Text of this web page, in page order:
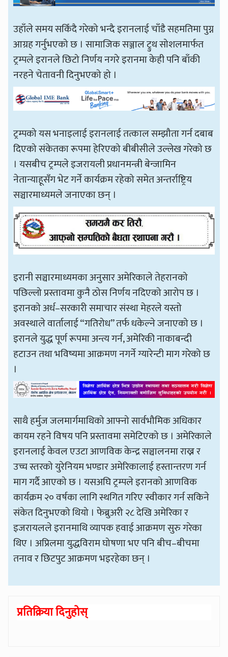
उहाँले समय सकिँदै गरेको भन्दै इरानलाई चाँडै सहमतिमा पुग्न
आग्रह गर्नुभएको छ । सामाजिक सञ्जाल ट्रुथ सोशलमार्फत
ट्रम्पले इरानले छिटो निर्णय नगरे इरानमा केही पनि बाँकी
नरहने चेतावनी दिनुभएको हो ।
ट्रम्पको यस भनाइलाई इरानलाई तत्काल सम्झौता गर्न दबाब
दिएको संकेतका रूपमा हेरिएको बीबीसीले उल्लेख गरेको छ
। यसबीच ट्रम्पले इजरायली प्रधानमन्त्री बेन्जामिन
नेतान्याहूसँग भेट गर्ने कार्यक्रम रहेको समेत अन्तर्राष्ट्रिय
सञ्चारमाध्यमले जनाएका छन् ।
इरानी सञ्चारमाध्यमका अनुसार अमेरिकाले तेहरानको
पछिल्लो प्रस्तावमा कुनै ठोस निर्णय नदिएको आरोप छ ।
इरानको अर्ध–सरकारी समाचार संस्था मेहरले यस्तो
अवस्थाले वार्तालाई “गतिरोध” तर्फ धकेल्ने जनाएको छ ।
इरानले युद्ध पूर्ण रूपमा अन्त्य गर्न, अमेरिकी नाकाबन्दी
हटाउन तथा भविष्यमा आक्रमण नगर्ने ग्यारेन्टी माग गरेको छ
।
साथै हर्मुज जलमार्गमाथिको आफ्नो सार्वभौमिक अधिकार
कायम रहने विषय पनि प्रस्तावमा समेटिएको छ । अमेरिकाले
इरानलाई केवल एउटा आणविक केन्द्र सञ्चालनमा राख्न र
उच्च स्तरको युरेनियम भण्डार अमेरिकालाई हस्तान्तरण गर्न
माग गर्दै आएको छ । यसअघि ट्रम्पले इरानको आणविक
कार्यक्रम २० वर्षका लागि स्थगित गरिए स्वीकार गर्न सकिने
संकेत दिनुभएको थियो । फेब्रुअरी २८ देखि अमेरिका र
इजरायलले इरानमाथि व्यापक हवाई आक्रमण सुरु गरेका
थिए । अप्रिलमा युद्धविराम घोषणा भए पनि बीच–बीचमा
तनाव र छिटपुट आक्रमण भइरहेका छन् ।
प्रतिक्रिया दिनुहोस्